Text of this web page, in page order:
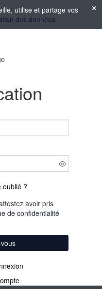
utilise et partage vos
des données
oublié ?
avoir pris
de confidentialité